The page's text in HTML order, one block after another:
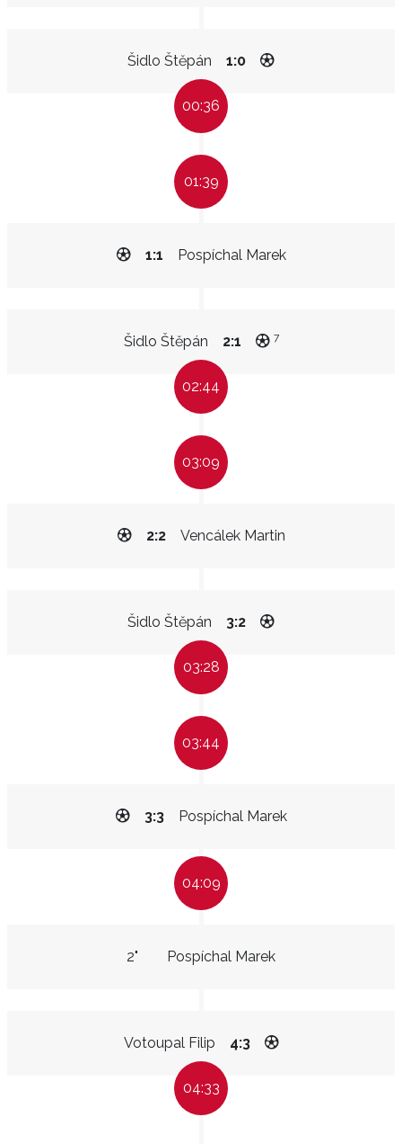
Šidlo Štěpán 1:0
00:36
01:39
Pospíchal Marek
1:1
Šidlo Štěpán 2:1 7
02:44
03:09
Vencálek Martin
2:2
Šidlo Štěpán 3:2
03:28
03:44
Pospíchal Marek
3:3
04:09
Pospíchal Marek
2"
Votoupal Filip 4:3
04:33